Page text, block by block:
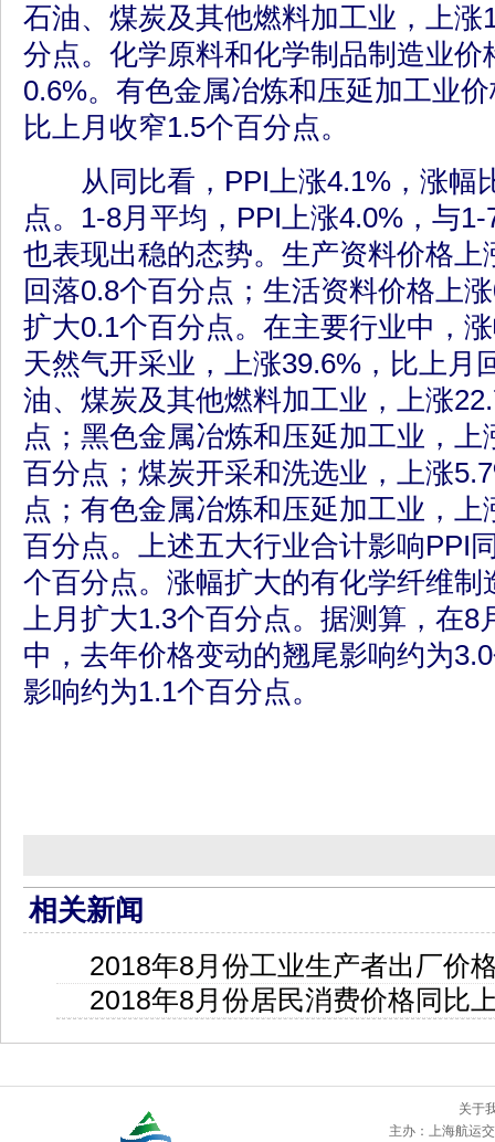
石油、煤炭及其他燃料加工业，上涨
分点。化学原料和化学制品制造业价
0.6%。有色金属冶炼和压延加工业
比上月收窄1.5个百分点。
从同比看，PPI上涨4.1%，涨幅
点。1-8月平均，PPI上涨4.0%，与
也表现出稳的态势。生产资料价格上
回落0.8个百分点；生活资料价格上
扩大0.1个百分点。在主要行业中，
天然气开采业，上涨39.6%，比上月
油、煤炭及其他燃料加工业，上涨
点；黑色金属冶炼和压延加工业，上
百分点；煤炭开采和洗选业，上涨
点；有色金属冶炼和压延加工业，上
百分点。上述五大行业合计影响PPI
个百分点。涨幅扩大的有化学纤维制
上月扩大1.3个百分点。据测算，在8
中，去年价格变动的翘尾影响约为
影响约为1.1个百分点。
相关新闻
2018年8月份工业生产者出厂价
2018年8月份居民消费价格同比
关于
主办： 上海航运